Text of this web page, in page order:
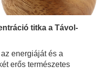
titka a Távol-
energiáját és a
erős természetes